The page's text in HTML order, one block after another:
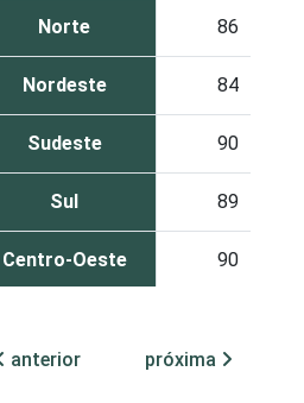
Norte 86
Nordeste 84
Sudeste 90
Sul 89
Centro-Oeste 90
patronais,
90
anterior próxima